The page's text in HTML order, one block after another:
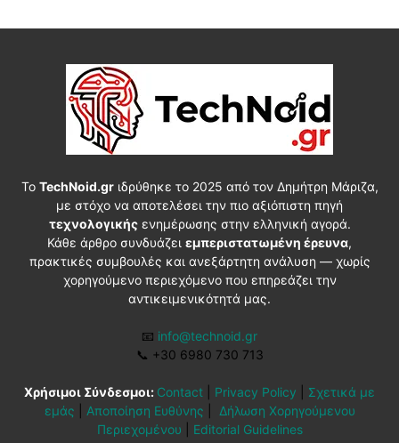
Το TechNoid.grιδρύθηκε το 2025 από τον Δημήτρη Μάριζα,
με στόχο να αποτελέσει την πιο αξιόπιστη πηγή
τεχνολογικήςενημέρωσης στην ελληνική αγορά.
Κάθε άρθρο συνδυάζει εμπεριστατωμένη έρευνα,
πρακτικές συμβουλές και ανεξάρτητη ανάλυση — χωρίς
χορηγούμενο περιεχόμενο που επηρεάζει την
αντικειμενικότητά μας.
📧 info@technoid.gr
📞 +30 6980 730 713
Χρήσιμοι Σύνδεσμοι: Contact Privacy Policy
Σχετικά με
εμάς
Αποποίηση Ευθύνης
Δήλωση Χορηγούμενου
Περιεχομένου
Editorial Guidelines